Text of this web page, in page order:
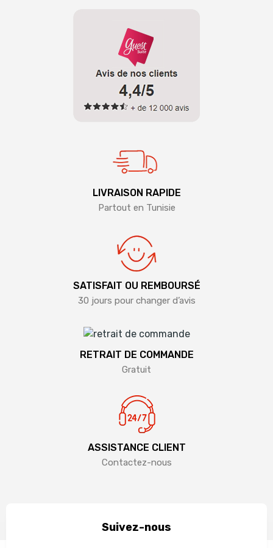
LIVRAISON RAPIDE
Partout en Tunisie
SATISFAIT OU REMBOURSÉ
30 jours pour changer d’avis
RETRAIT DE COMMANDE
Gratuit
ASSISTANCE CLIENT
Contactez-nous
Suivez-nous